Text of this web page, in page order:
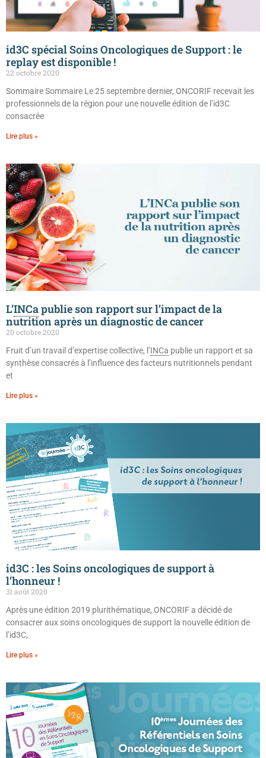
id3C spécial Soins Oncologiques de Support : le
replay est disponible !
22 octobre 2020
Sommaire Sommaire Le 25 septembre dernier, ONCORIF recevait les
professionnels de la région pour une nouvelle édition de l’id3C
consacrée
Lire plus »
L’INCapublie son rapport sur l’impact de la
nutrition après un diagnostic de cancer
20 octobre 2020
Fruit d’un travail d’expertise collective, l’INCa publie un rapport et sa
synthèse consacrés à l’influence des facteurs nutritionnels pendant
et
Lire plus »
id3C : les Soins oncologiques de support à
l’honneur !
31 août 2020
Après une édition 2019 plurithématique, ONCORIF a décidé de
consacrer aux soins oncologiques de support la nouvelle édition de
l’id3C,
Lire plus »